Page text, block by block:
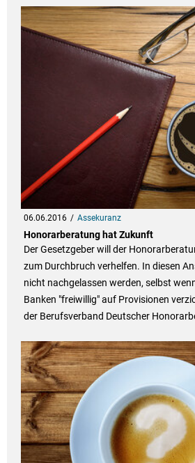
06.06.2016 Assekuranz
Honorarberatung hat Zukunft
Der Gesetzgeber will der
zum Durchbruch verhelfen. In diesen
nicht nachgelassen werden, selbst
Banken "freiwillig" auf Provisionen
der Berufsverband Deutscher